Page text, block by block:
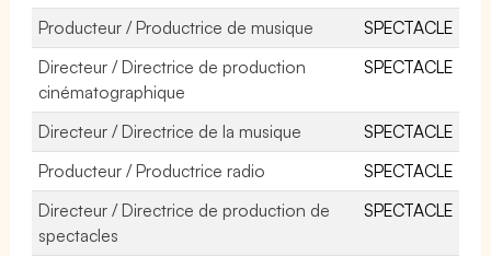
Producteur / Productrice de musique
SPECTACLE
Directeur / Directrice de production
cinématographique
SPECTACLE
Directeur / Directrice de la musique
SPECTACLE
Producteur / Productrice radio
SPECTACLE
Directeur / Directrice de production de
spectacles
SPECTACLE